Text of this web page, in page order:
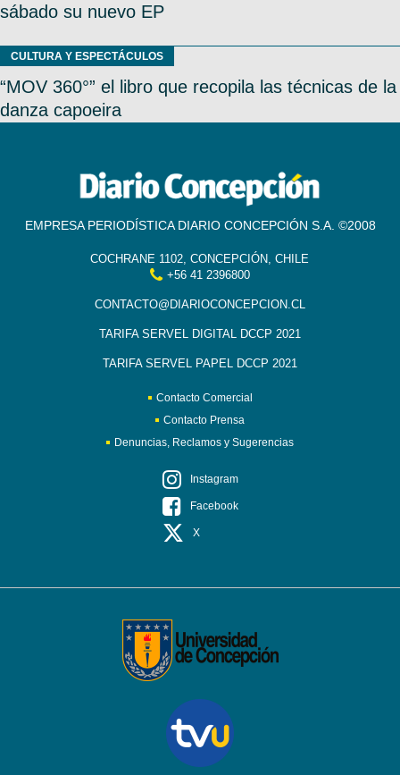
sábado su nuevo EP
CULTURA Y ESPECTÁCULOS
“MOV 360°” el libro que recopila las técnicas de la
danza capoeira
EMPRESA PERIODÍSTICA DIARIO CONCEPCIÓN S.A. ©2008
COCHRANE 1102, CONCEPCIÓN, CHILE
+56 41 2396800
CONTACTO@DIARIOCONCEPCION.CL
TARIFA SERVEL DIGITAL DCCP 2021
TARIFA SERVEL PAPEL DCCP 2021
Contacto Comercial
Contacto Prensa
Denuncias, Reclamos y Sugerencias
Instagram
Facebook
X